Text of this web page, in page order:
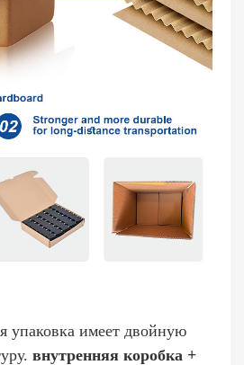
упаковка имеет двойную
внутренняя коробка +